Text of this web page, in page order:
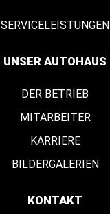
SERVICELEISTUNGEN
UNSER AUTOHAUS
DER BETRIEB
MITARBEITER
KARRIERE
BILDERGALERIEN
KONTAKT